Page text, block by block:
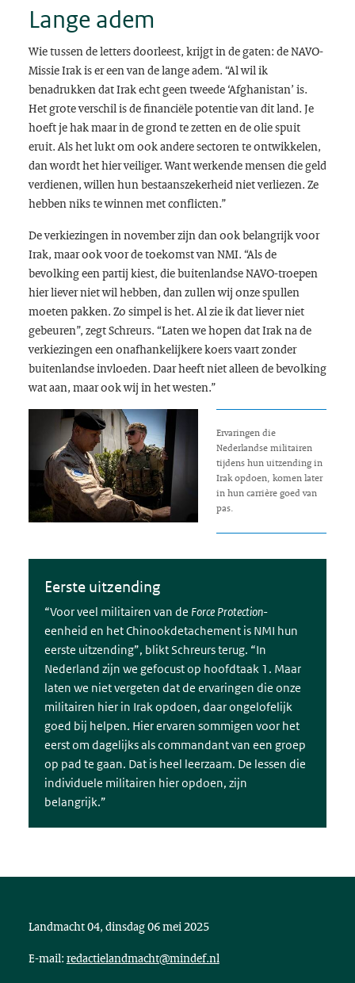
Lange adem
Wie tussen de letters doorleest, krijgt in de gaten: de NAVO-
Missie Irak is er een van de lange adem. “Al wil ik
benadrukken dat Irak echt geen tweede ‘Afghanistan’ is.
Het grote verschil is de financiële potentie van dit land. Je
hoeft je hak maar in de grond te zetten en de olie spuit
eruit. Als het lukt om ook andere sectoren te ontwikkelen,
dan wordt het hier veiliger. Want werkende mensen die geld
verdienen, willen hun bestaanszekerheid niet verliezen. Ze
hebben niks te winnen met conflicten.”
De verkiezingen in november zijn dan ook belangrijk voor
Irak, maar ook voor de toekomst van NMI. “Als de
bevolking een partij kiest, die buitenlandse NAVO-troepen
hier liever niet wil hebben, dan zullen wij onze spullen
moeten pakken. Zo simpel is het. Al zie ik dat liever niet
gebeuren”, zegt Schreurs. “Laten we hopen dat Irak na de
verkiezingen een onafhankelijkere koers vaart zonder
buitenlandse invloeden. Daar heeft niet alleen de bevolking
wat aan, maar ook wij in het westen.”
Ervaringen die
Nederlandse militairen
tijdens hun uitzending in
Irak opdoen, komen later
in hun carrière goed van
pas.
Eerste uitzending
“Voor veel militairen van de Force Protection-
eenheid en het Chinookdetachement is NMI hun
eerste uitzending”, blikt Schreurs terug. “In
Nederland zijn we gefocust op hoofdtaak 1. Maar
laten we niet vergeten dat de ervaringen die onze
militairen hier in Irak opdoen, daar ongelofelijk
goed bij helpen. Hier ervaren sommigen voor het
eerst om dagelijks als commandant van een groep
op pad te gaan. Dat is heel leerzaam. De lessen die
individuele militairen hier opdoen, zijn
belangrijk.”
Landmacht 04, dinsdag 06 mei 2025
E-mail: redactielandmacht@mindef.nl